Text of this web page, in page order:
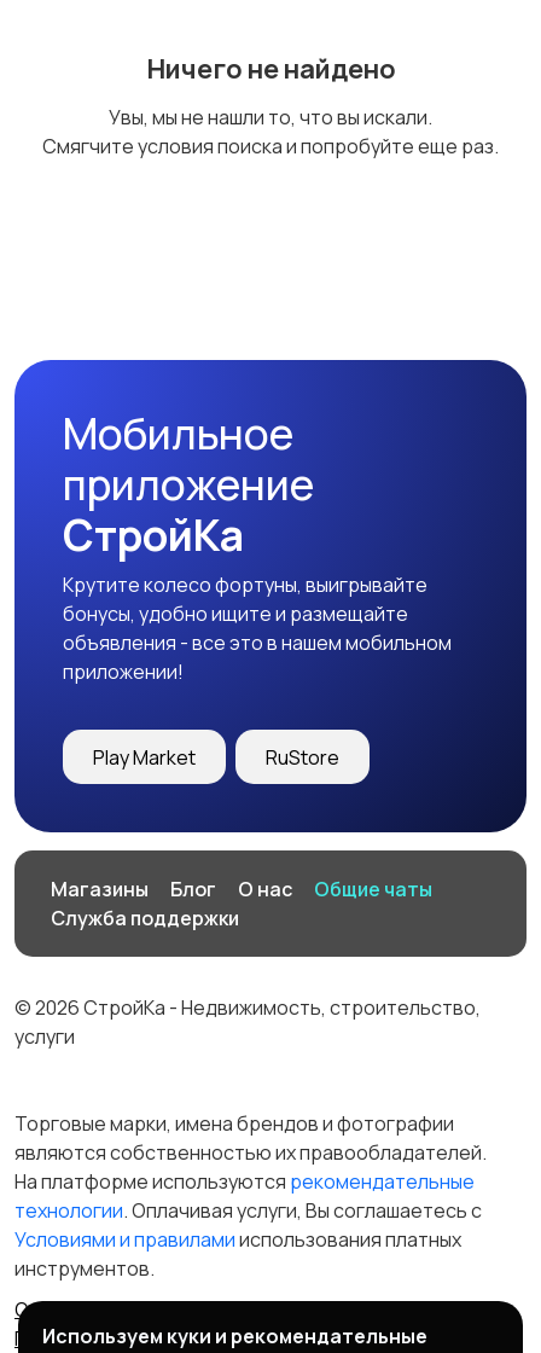
Ничего не найдено
Увы, мы не нашли то, что вы искали.
Смягчите условия поиска и попробуйте еще раз.
Мобильное
приложение
СтройКа
Крутите колесо фортуны, выигрывайте
бонусы, удобно ищите и размещайте
объявления - все это в нашем мобильном
приложении!
Play Market RuStore
Магазины Блог О нас
Общие чаты
Служба поддержки
© 2026 СтройКа - Недвижимость, строительство,
услуги
Торговые марки, имена брендов и фотографии
являются собственностью их правообладателей.
На платформе используются рекомендательные
технологии. Оплачивая услуги, Вы соглашаетесь c
Условиями и правиламииспользования платных
инструментов.
Отказ от ответственности
Правила сервиса
Политика конфиденциальности
Пользовательское
Используем куки и рекомендательные